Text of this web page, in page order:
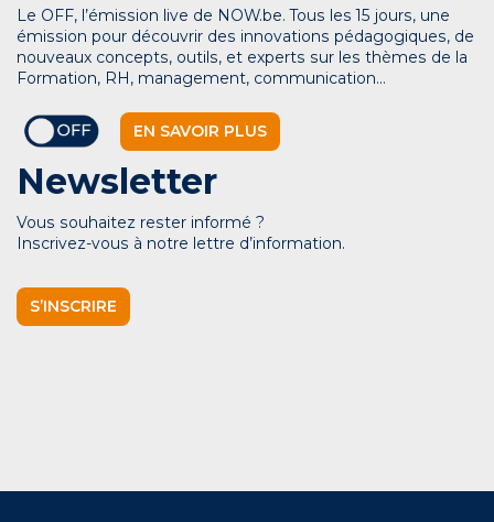
Le OFF, l’émission live de NOW.be. Tous les 15 jours, une
émission pour découvrir des innovations pédagogiques, de
nouveaux concepts, outils, et experts sur les thèmes de la
Formation, RH, management, communication…
EN SAVOIR PLUS
Newsletter
Vous souhaitez rester informé ?
Inscrivez-vous à notre lettre d’information.
S’INSCRIRE